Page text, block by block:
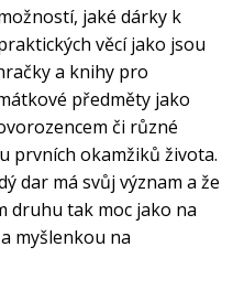
jaké dárky k
věcí jako jsou
a knihy pro
předměty jako
či různé
prvních okamžiků života.
dar má svůj význam a že
druhu tak moc jako na
myšlenkou na